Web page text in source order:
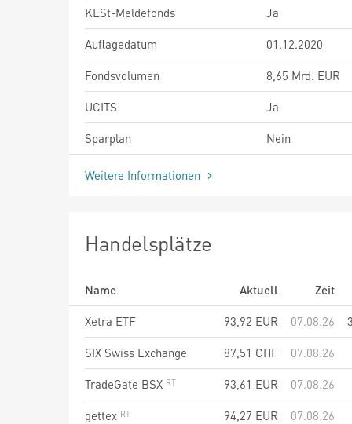
KESt-Meldefonds
Ja
Auflagedatum
01.12.2020
Fondsvolumen
8,65 Mrd. EUR
UCITS
Ja
Sparplan
Nein
Weitere Informationen
Handelsplätze
Name Aktuell
Zeit
Xetra ETF
93,92 EUR 07.08.26
SIX Swiss Exchange
87,51 CHF
07.08.26
TradeGate BSX
93,61 EUR
07.08.26
gettex
94,27 EUR
07.08.26